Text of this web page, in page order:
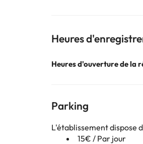
Heures
Heures d'ouverture de la
Parking
L'établissement dispose
15€ / Par jour